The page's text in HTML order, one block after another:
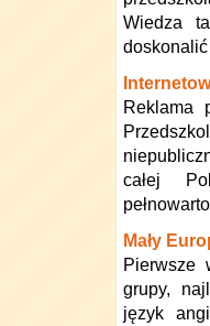
Wiedza
Reklama
całej
Mały
Pierwsze
grupy,
język